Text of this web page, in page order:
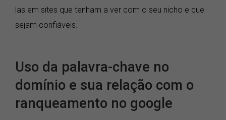
las em sites que tenham a ver com o seu nicho e que
sejam confiáveis.
Uso da palavra-chave no
domínio e sua relação com o
ranqueamento no google